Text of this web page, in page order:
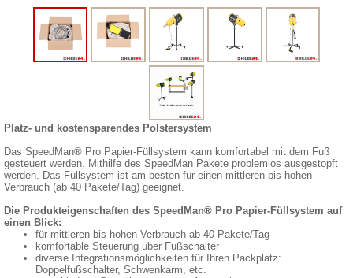
Platz- und kostensparendes Polstersystem
Das SpeedMan® Pro Papier-Füllsystem kann komfortabel mit dem Fuß
gesteuert werden. Mithilfe des SpeedMan Pakete problemlos ausgestopft
werden. Das Füllsystem ist am besten für einen mittleren bis hohen
Verbrauch (ab 40 Pakete/Tag) geeignet.
Die Produkteigenschaften des SpeedMan® Pro Papier-Füllsystem auf
einen Blick:
für mittleren bis hohen Verbrauch ab 40 Pakete/Tag
komfortable Steuerung über Fußschalter
diverse Integrationsmöglichkeiten für Ihren Packplatz:
Doppelfußschalter, Schwenkarm, etc.